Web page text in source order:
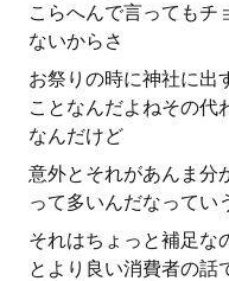
こらへんで言ってもチ
ないからさ
お祭りの時に神社に出
ことなんだよねその代
なんだけど
意外とそれがあんま分
って多いんだなってい
それはちょっと補足な
とより良い消費者の話